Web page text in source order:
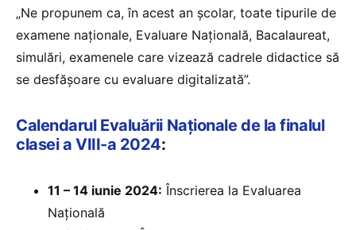
„Ne propunem ca, în acest an școlar, toate tipurile de
examene naționale, Evaluare Națională, Bacalaureat,
simulări, examenele care vizează cadrele didactice să
se desfășoare cu evaluare digitalizată”.
Calendarul Evaluării Naționale de la finalul
clasei a VIII-a 2024:
11 – 14 iunie 2024: Înscrierea la Evaluarea
Națională